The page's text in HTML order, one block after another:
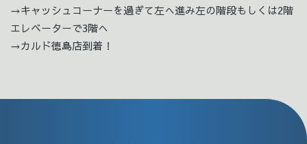
→キャッシュコーナーを過ぎて左へ進み左の階段もしくは2階
エレベーターで3階へ
→カルド徳島店到着！